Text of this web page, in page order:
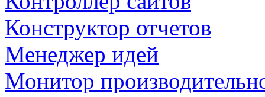
Конструктор отчетов
Менеджер идей
Монитор